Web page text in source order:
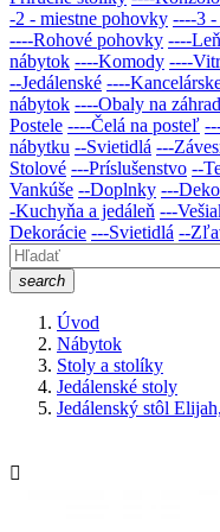
-2 - miestne pohovky ----3 -
----Rohové pohovky ----
nábytok ----Komody ----
--Jedálenské ----
nábytok ----Obaly na
Postele ----Čelá na posteľ
nábytku --Svietidlá ---
Stolové ---Príslušenstvo --
Vankúše --Doplnky ---
-Kuchyňa a jedáleň ---
Dekorácie ---Svietidlá --
search
Úvod
Nábytok
Stoly a stolíky
Jedálenské stoly
Jedálenský stôl
